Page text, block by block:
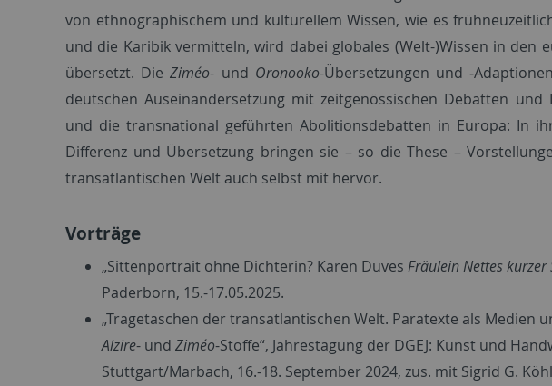
von ethno­graphischem und kultu­rellem Wissen, wie es
und die Karibik ver­mitteln, wird dabei globales (Welt-)Wissen in den
übersetzt. DieZiméo- und Oronooko-Über­setzungen und
deutschen Ausei­­nan­der­­­setzung mit zeitgenössischen Debatten
und die transnational geführten Abolitionsdebatten in Europa: In
Differenz und Übersetzung bringen sie – so die These –
transatlan­tischen Welt auch selbst mit hervor.
Vorträge
„Sittenportrait ohne Dichterin? Karen Duves Fräulein Nettes kurzer
Paderborn, 15.-17.05.2025.
„Tragetaschen der transatlantischen Welt. Paratexte als Medien
Alzire- und Ziméo-Stoffe“, Jahrestagung der DGEJ: Kunst und
Stuttgart/Marbach, 16.-18. September 2024, zus. mit Sigrid G.